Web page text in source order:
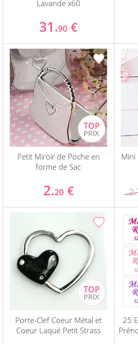
Lavande x60
31.90 €
Petit Miroir de Poche en
forme de Sac
2.20 €
Mini
Porte-Clef Coeur Métal et
Coeur Laqué Petit Strass
25